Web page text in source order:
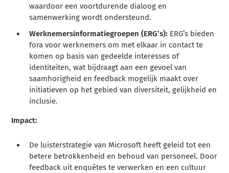
waardoor een voortdurende dialoog en
samenwerking wordt ondersteund.
Werknemersinformatiegroepen (ERG’s): ERG’s bieden
fora voor werknemers om met elkaar in contact te
komen op basis van gedeelde interesses of
identiteiten, wat bijdraagt aan een gevoel van
saamhorigheid en feedback mogelijk maakt over
initiatieven op het gebied van diversiteit, gelijkheid en
inclusie.
Impact:
De luisterstrategie van Microsoft heeft geleid tot een
betere betrokkenheid en behoud van personeel. Door
feedback uit enquêtes te verwerken en een cultuur